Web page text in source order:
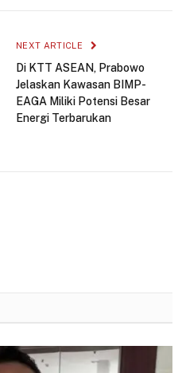
NEXT ARTICLE
Di KTT ASEAN, Prabowo
Jelaskan Kawasan BIMP-
EAGA Miliki Potensi Besar
Energi Terbarukan